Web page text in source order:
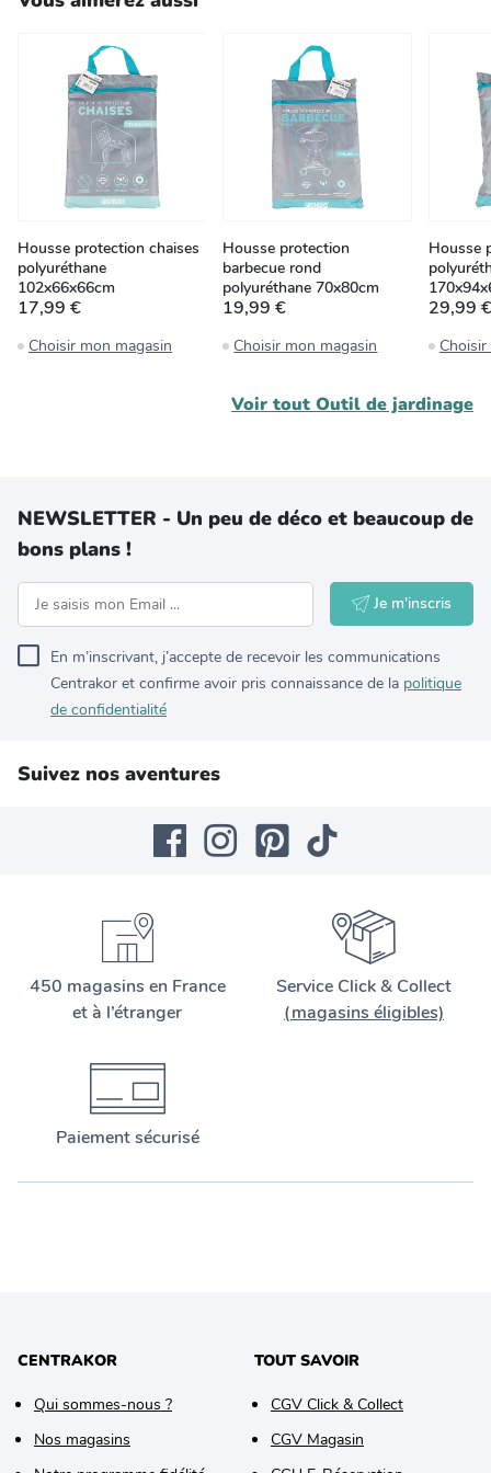
Housse protection chaises
polyuréthane
102x66x66cm
17,99 €
Choisir mon magasin
Housse protection
barbecue rond
polyuréthane 70x80cm
19,99 €
Choisir mon magasin
Housse
29,99 €
Voir tout Outil de jardinage
NEWSLETTER - Un peu de déco et beaucoup de
bons plans !
Je m'inscris
En m’inscrivant, j’accepte de recevoir les communications
Centrakor et confirme avoir pris connaissance de la politique
de confidentialité
Suivez nos aventures
450 magasins en France
et à l’étranger
Service Click & Collect
(magasins éligibles)
Paiement sécurisé
CENTRAKOR
Qui sommes-nous ?
Nos magasins
TOUT SAVOIR
CGV Click & Collect
CGV Magasin